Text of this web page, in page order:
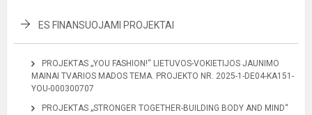
ES FINANSUOJAMI PROJEKTAI
PROJEKTAS „YOU FASHION!“ LIETUVOS-VOKIETIJOS JAUNIMO
MAINAI TVARIOS MADOS TEMA. PROJEKTO NR. 2025-1-DE04-KA151-
YOU-000300707
PROJEKTAS „STRONGER TOGETHER-BUILDING BODY AND MIND“